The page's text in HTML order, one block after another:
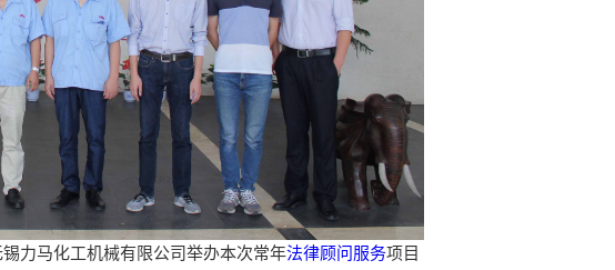
力马化工机械有限公司举办本次常年法律顾问服务项目